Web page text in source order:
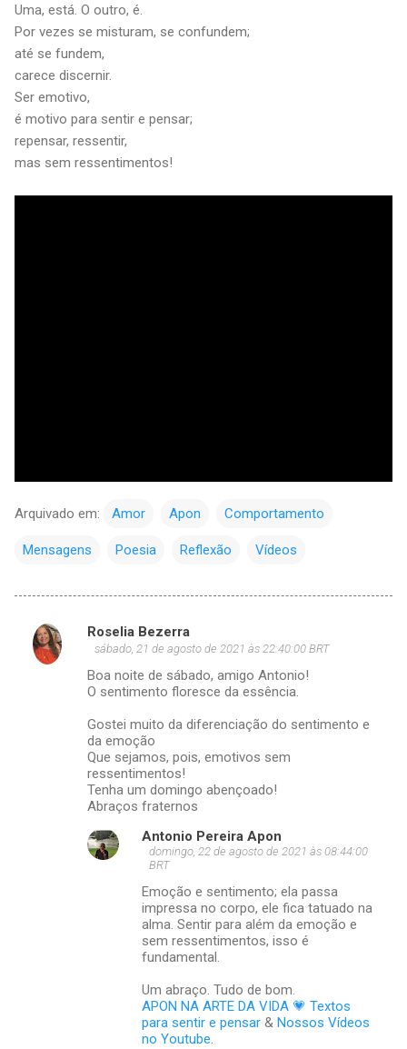
Uma, está. O outro, é.
Por vezes se misturam, se confundem;
até se fundem,
carece discernir.
Ser emotivo,
é motivo para sentir e pensar;
repensar, ressentir,
mas sem ressentimentos!
Arquivado em: Amor Apon Comportamento
Mensagens Poesia Reflexão Vídeos
C
o
Roselia Bezerra
sábado, 21 de agosto de 2021 às 22:40:00 BRT
Boa noite de sábado, amigo Antonio!
O sentimento floresce da essência.
Gostei muito da diferenciação do sentimento e
da emoção
Que sejamos, pois, emotivos sem
ressentimentos!
Tenha um domingo abençoado!
Abraços fraternos
Antonio Pereira Apon
domingo, 22 de agosto de 2021 às 08:44:00
BRT
Emoção e sentimento; ela passa
impressa no corpo, ele fica tatuado na
alma. Sentir para além da emoção e
sem ressentimentos, isso é
fundamental.
Um abraço. Tudo de bom.
APON NA ARTE DA VIDA 💗 Textos
para sentir e pensar & Nossos Vídeos
no Youtube